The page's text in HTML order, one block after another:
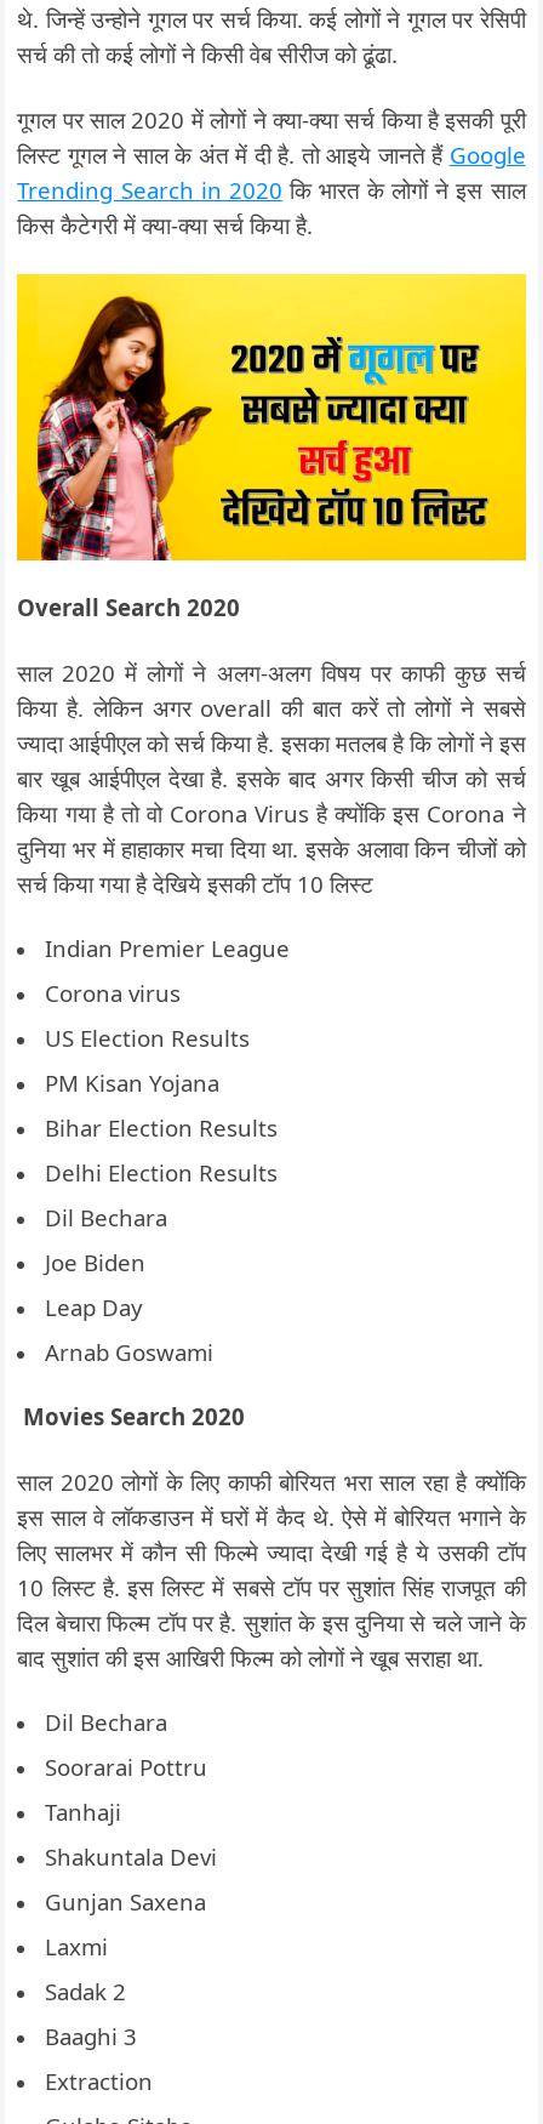
थे. जिन्हें उन्होने गूगल पर सर्च किया. कई लोगों ने गूगल पर रेसिपी
सर्च की तो कई लोगों ने किसी वेब सीरीज को ढूंढा.
गूगल पर साल 2020 में लोगों ने क्या-क्या सर्च किया है इसकी पूरी
लिस्ट गूगल ने साल के अंत में दी है. तो आइये जानते हैं Google
Trending Search in 2020 कि भारत के लोगों ने इस साल
किस कैटेगरी में क्या-क्या सर्च किया है.
Overall Search 2020
साल 2020 में लोगों ने अलग-अलग विषय पर काफी कुछ सर्च
किया है. लेकिन अगर overall की बात करें तो लोगों ने सबसे
ज्यादा आईपीएल को सर्च किया है. इसका मतलब है कि लोगों ने इस
बार खूब आईपीएल देखा है. इसके बाद अगर किसी चीज को सर्च
किया गया है तो वो Corona Virus है क्योंकि इस Corona ने
दुनिया भर में हाहाकार मचा दिया था. इसके अलावा किन चीजों को
सर्च किया गया है देखिये इसकी टॉप 10 लिस्ट
Indian Premier League
Corona virus
US Election Results
PM Kisan Yojana
Bihar Election Results
Delhi Election Results
Dil Bechara
Joe Biden
Leap Day
Arnab Goswami
Movies Search 2020
साल 2020 लोगों के लिए काफी बोरियत भरा साल रहा है क्योंकि
इस साल वे लॉकडाउन में घरों में कैद थे. ऐसे में बोरियत भगाने के
लिए सालभर में कौन सी फिल्मे ज्यादा देखी गई है ये उसकी टॉप
10 लिस्ट है. इस लिस्ट में सबसे टॉप पर सुशांत सिंह राजपूत की
दिल बेचारा फिल्म टॉप पर है. सुशांत के इस दुनिया से चले जाने के
बाद सुशांत की इस आखिरी फिल्म को लोगों ने खूब सराहा था.
Dil Bechara
Soorarai Pottru
Tanhaji
Shakuntala Devi
Gunjan Saxena
Laxmi
Sadak 2
Baaghi 3
Extraction